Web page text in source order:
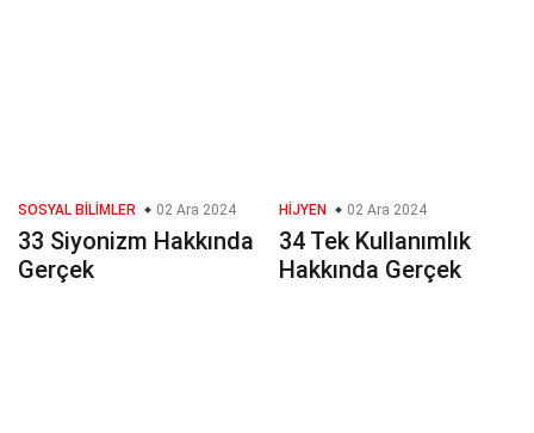
SOSYAL BILIMLER 02 Ara 2024
33 Siyonizm Hakkında
Gerçek
HIJYEN 02 Ara 2024
34 Tek Kullanımlık
Hakkında Gerçek